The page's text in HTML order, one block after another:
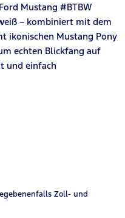
Mustang #BTBW
– kombiniert mit dem
ikonischen Mustang Pony
echten Blickfang auf
und einfach
Zoll- und